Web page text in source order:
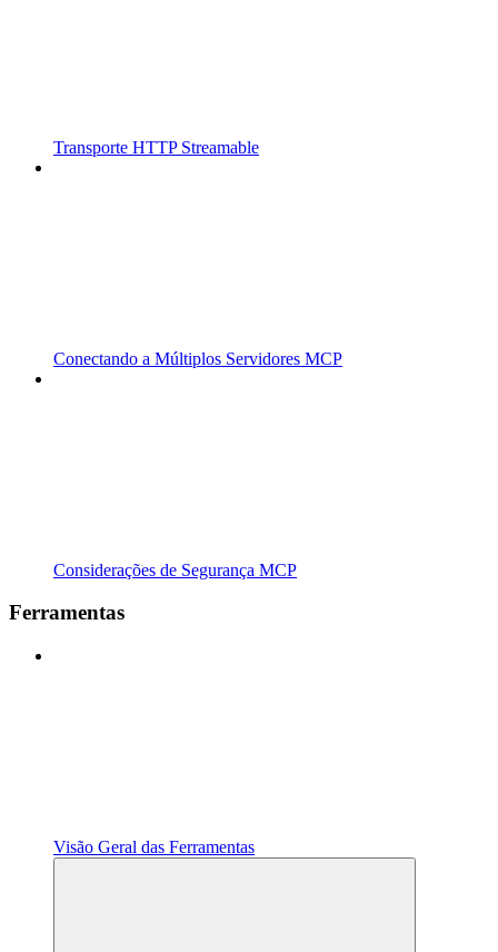
Transporte HTTP Streamable
Conectando a Múltiplos Servidores MCP
Considerações de Segurança MCP
Ferramentas
Visão Geral das Ferramentas